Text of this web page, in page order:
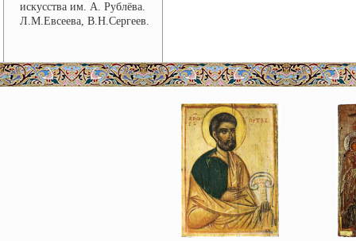
искусства им. А. Рублёва.
Л.М.Евсеева, В.Н.Сергеев.